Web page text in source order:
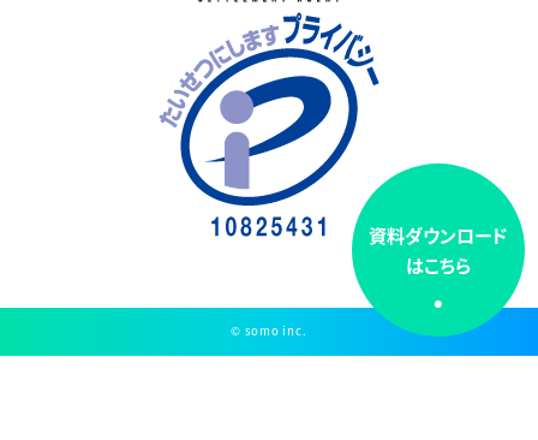
© somo inc.
資料ダウンロード
はこちら